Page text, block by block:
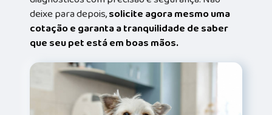
deixe para depois,solicite agora mesmo uma
cotação e garanta a tranquilidade de saber
que seu pet está em boas mãos.